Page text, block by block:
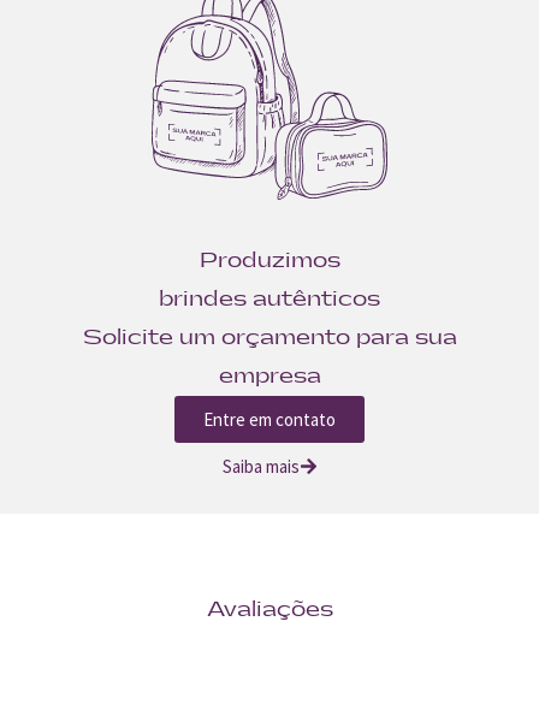
Produzimos
brindes autênticos
Solicite um orçamento para sua
empresa
Entre em contato
Saiba mais
Avaliações